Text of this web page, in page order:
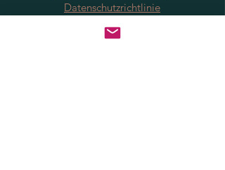
Datenschutzrichtlinie
FAQ